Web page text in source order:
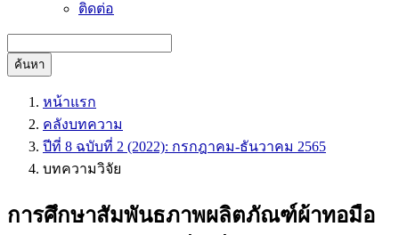
ติดต่อ
ค้นหา
หน้าแรก
คลังบทความ
ปีที่ 8 ฉบับที่ 2 (2022): กรกฎาคม-ธันวาคม 2565
บทความวิจัย
การศึกษาสัมพันธภาพผลิตภัณฑ์ผ้าทอมือ